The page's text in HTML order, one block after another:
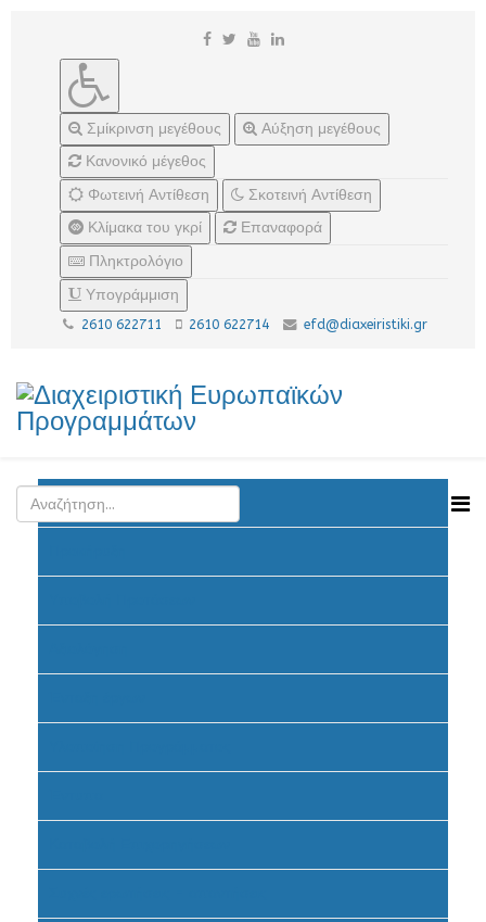
Σμίκρινση μεγέθους
Αύξηση μεγέθους
Κανονικό μέγεθος
Φωτεινή Αντίθεση
Σκοτεινή Αντίθεση
Κλίμακα του γκρί
Επαναφορά
Πληκτρολόγιο
Υπογράμμιση
2610 622711 2610 622714 efd@diaxeiristiki.gr
Ανακοινώσεις